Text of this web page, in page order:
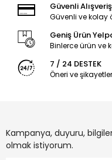
Güvenli Alışveriş
Güvenli ve kolay
Geniş Ürün
Binlerce ürün ve
7 / 24 DESTEK
Öneri ve
Kampanya, duyuru,
olmak istiyorum.